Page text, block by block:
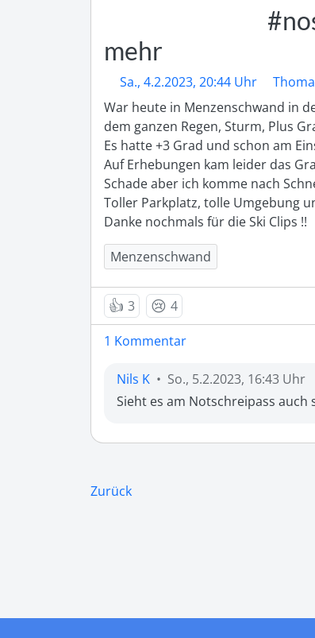
mehr
Sa., 4.2.2023, 20:44 Uhr
War heute in Menzenschwand in
dem ganzen Regen, Sturm, Plus
Es hatte +3 Grad und schon am
Auf Erhebungen kam leider das
Schade aber ich komme nach
Toller Parkplatz, tolle Umgebung
Danke nochmals für die Ski Clips !!
Menzenschwand
👍 3 😢 4
1 Kommentar
Nils K • So., 5.2.2023, 16:43 Uhr
Sieht es am Notschreipass auch
Zurück